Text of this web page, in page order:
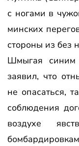
с ногами в
минских
стороны из без
Шмыгая
заявил, что
не опасаться,
соблюдения
воздухе